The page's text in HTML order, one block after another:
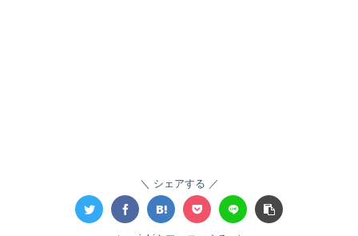
シェアする